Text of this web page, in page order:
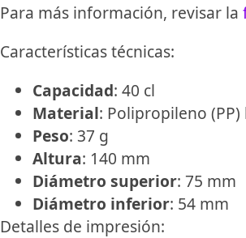
Para más información, revisar la
Características técnicas:
Capacidad: 40 cl
Material: Polipropileno
Peso: 37 g
Altura: 140 mm
Diámetro superior: 75 mm
Diámetro inferior: 54 mm
Detalles de impresión: